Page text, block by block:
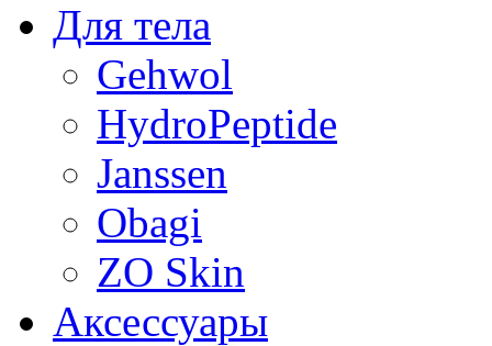
Для тела
Gehwol
HydroPeptide
Janssen
Obagi
ZO Skin
Aксессуары